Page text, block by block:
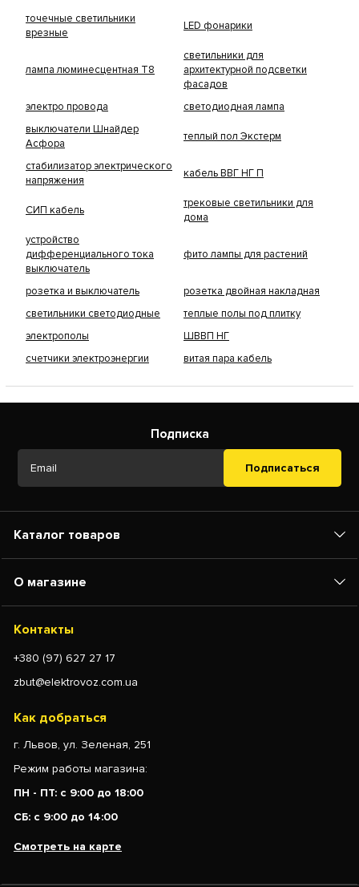
точечные светильники
врезные
LED фонарики
лампа люминесцентная Т8
светильники для
архитектурной подсветки
фасадов
электро провода
светодиодная лампа
выключатели Шнайдер
Асфора
теплый пол Экстерм
стабилизатор электрического
напряжения
кабель ВВГ НГ П
СИП кабель
трековые светильники для
дома
устройство
дифференциального тока
выключатель
фито лампы для растений
розетка и выключатель
розетка двойная накладная
светильники светодиодные
теплые полы под плитку
электрополы
ШВВП НГ
счетчики электроэнергии
витая пара кабель
Подписка
Подписаться
Каталог товаров
О магазине
Контакты
+380 (97) 627 27 17
zbut@elektrovoz.com.ua
Как добраться
г. Львов, ул. Зеленая, 251
Режим работы магазина:
ПН - ПТ: с 9:00 до 18:00
СБ: с 9:00 до 14:00
Смотреть на карте